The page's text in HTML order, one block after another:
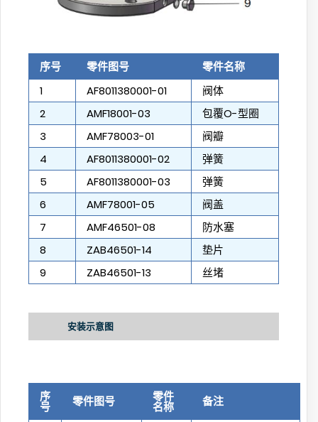
序号 零件图号
零件名称
1
AF8011380001-01
阀体
2
AMF18001-03
包覆O-型圈
3
AMF78003-01
阀瓣
4
AF8011380001-02
弹簧
5
AF8011380001-03
弹簧
6
AMF78001-05
阀盖
7
AMF46501-08
防水塞
8
ZAB46501-14
垫片
9
ZAB46501-13 丝堵
安装示意图
序
号 零件图号 零件
名称 备注